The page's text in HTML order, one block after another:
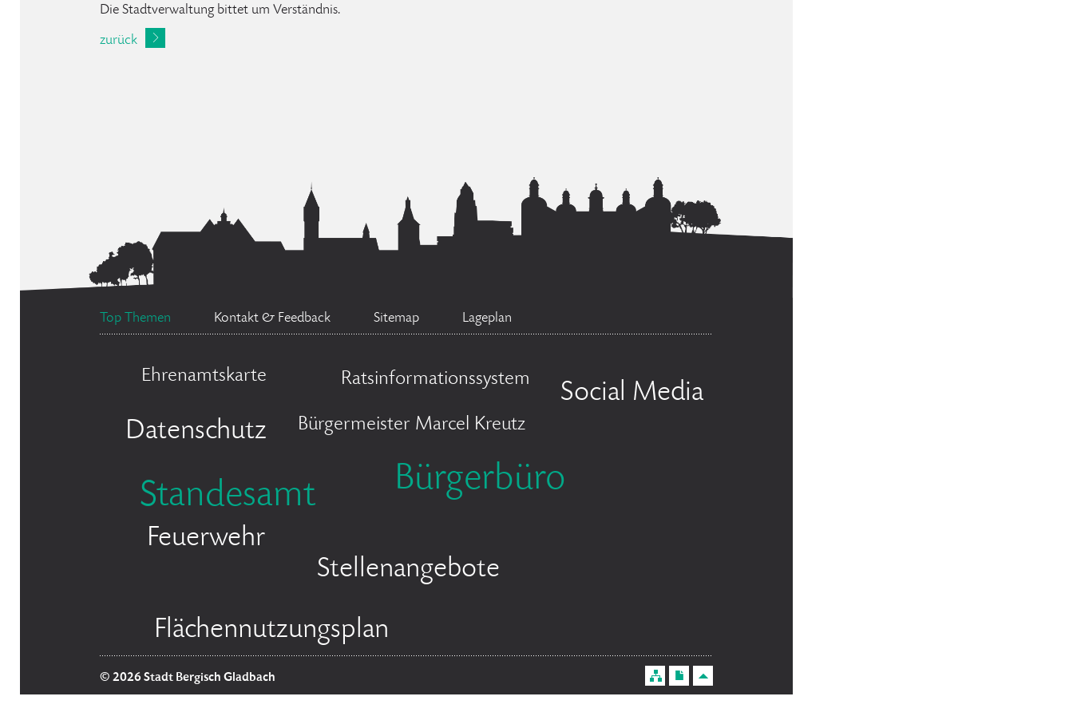
Die Stadtverwaltung bittet um Verständnis.
zurück
Top Themen Kontakt & Feedback Sitemap Lageplan
Ehrenamtskarte Ratsinformationssystem
Social Media
Datenschutz
Bürgermeister Marcel Kreutz
Standesamt Bürgerbüro
Feuerwehr
Stellenangebote
Flächennutzungsplan
© 2026 Stadt Bergisch Gladbach